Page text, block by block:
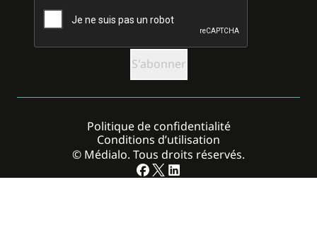
© Médialo. Tous droits réservés.
Politique de confidentialité
Conditions d’utilisation